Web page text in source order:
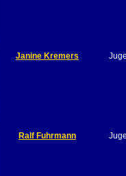
Janine Kremers
Ralf Fuhrmann